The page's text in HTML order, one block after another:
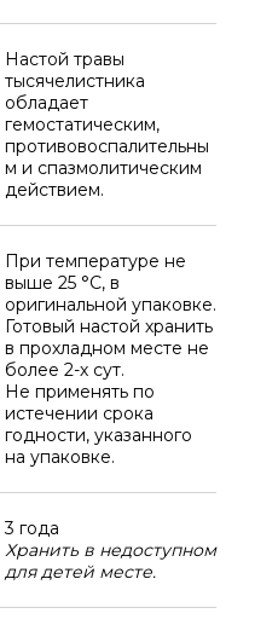
Настой травы
тысячелистника
обладает
гемостатическим,
противовоспалительны
м и спазмолитическим
действием.
При температуре не
выше 25 °C, в
оригинальной упаковке.
Готовый настой хранить
в прохладном месте не
более 2-х сут.
Не применять по
истечении срока
годности, указанного
на упаковке.
3 года
Хранить в недоступном
для детей месте.